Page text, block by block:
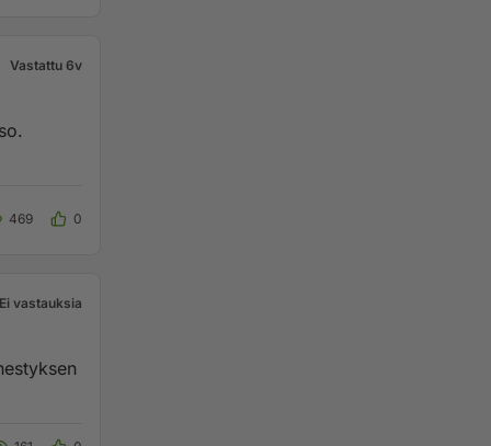
Vastattu 6v
469 0
Ei vastauksia